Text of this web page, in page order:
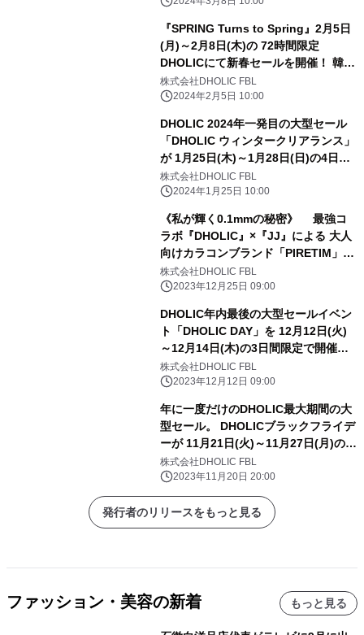
『SPRING Turns to Spring』2月5日
(月)～2月8日(木)の 72時間限定
DHOLICにて新春セールを開催！ 韓国
デザイナーズブランドを取り揃えた新
ショップにも注目
株式会社DHOLIC FBL
2024年2月5日 10:00
DHOLIC 2024年一発目の大型セール
「DHOLIC ウィンタークリアランス」
が 1月25日(木)～1月28日(日)の4日間
限定で開催決定！
株式会社DHOLIC FBL
2024年1月25日 10:00
《私が輝く0.1mmの秘密》 最強コ
ラボ『DHOLIC』×『JJ』による 大人
向けカラコンブランド「PIRETIM」が
リリース！
株式会社DHOLIC FBL
2023年12月25日 09:00
DHOLIC年内最後の大型セールイベン
ト「DHOLIC DAY」を 12月12日(火)
～12月14日(木)の3日間限定で開催決
定！
株式会社DHOLIC FBL
2023年12月12日 09:00
年に一度だけのDHOLIC最大期間の大
型セール。 DHOLICブラックフライデ
ーが 11月21日(火)～11月27日(月)の7
日間開催決定！
株式会社DHOLIC FBL
2023年11月20日 20:00
発行者のリリースをもっと見る
ファッション・美容の新着 もっと見る